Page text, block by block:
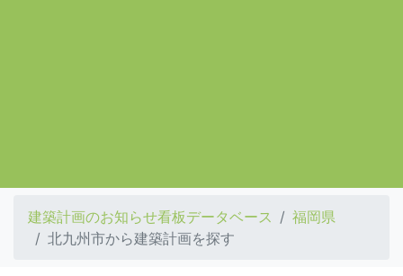
建築計画のお知らせ看板データベース
福岡県
北九州市から建築計画を探す